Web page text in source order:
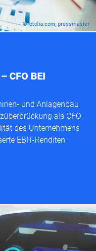
©fotolia.com, pressmaster
CFO BEI
und Anlagenbau
als CFO
des Unternehmens
EBIT-Renditen